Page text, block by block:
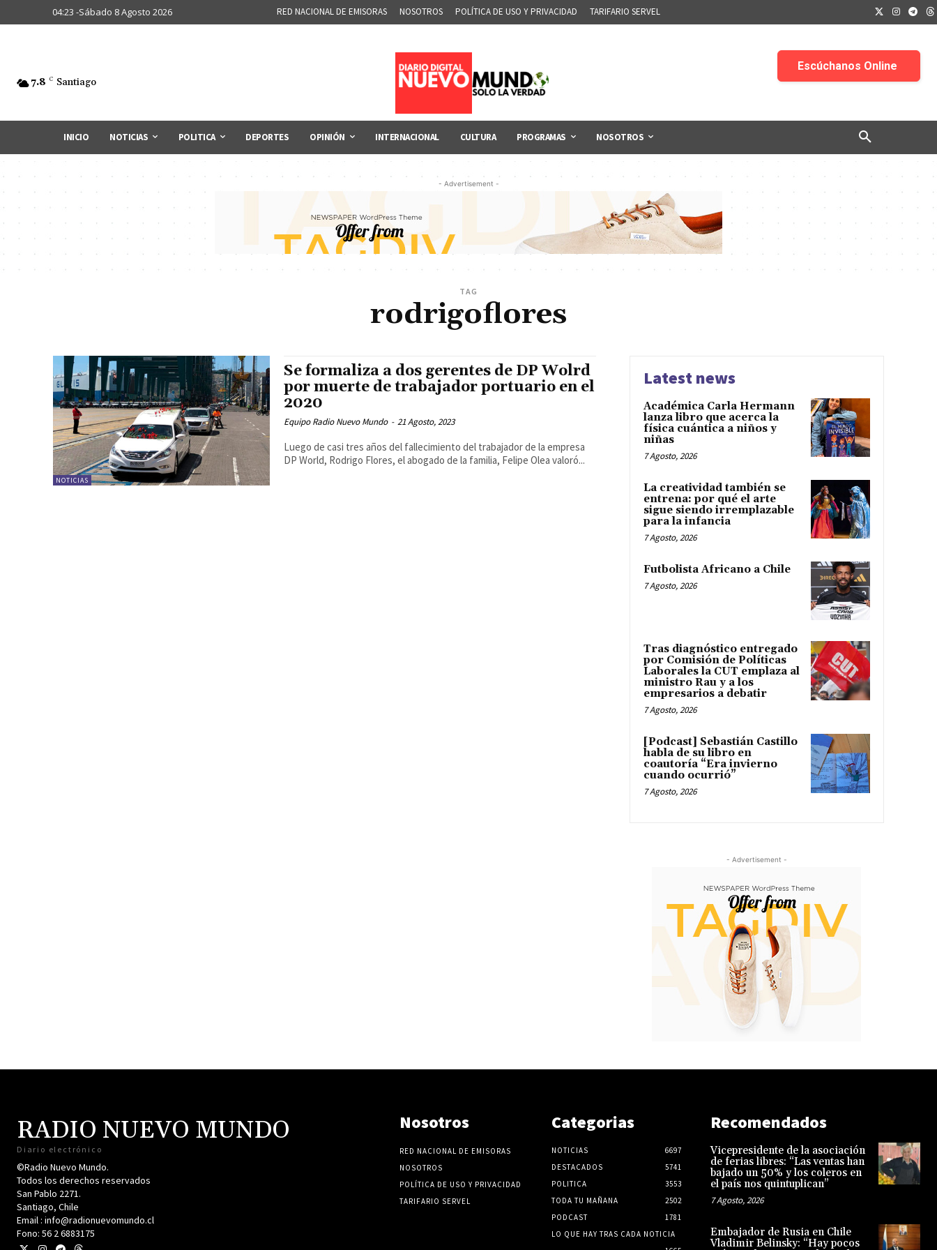
04:23 -Sábado 8 Agosto 2026 RED NACIONAL DE EMISORAS NOSOTROS POLÍTICA DE USO Y PRIVACIDAD TARIFARIO SERVEL
7.8 C Santiago
INICIO NOTICIAS POLITICA DEPORTES OPINIÓN INTERNACIONAL CULTURA PROGRAMAS NOSOTROS
- Advertisement -
TAG
rodrigoflores
NOTICIAS
Se formaliza a dos gerentes de DP Wolrd
por muerte de trabajador portuario en el
2020
Equipo Radio Nuevo Mundo - 21 Agosto, 2023
Luego de casi tres años del fallecimiento del trabajador de la empresa
DP World, Rodrigo Flores, el abogado de la familia, Felipe Olea valoró...
Latest news
Académica Carla Hermann
lanza libro que acerca la
física cuántica a niños y
niñas
7 Agosto, 2026
La creatividad también se
entrena: por qué el arte
sigue siendo irremplazable
para la infancia
7 Agosto, 2026
Futbolista Africano a Chile
7 Agosto, 2026
Tras diagnóstico entregado
por Comisión de Políticas
Laborales la CUT emplaza al
ministro Rau y a los
empresarios a debatir
7 Agosto, 2026
[Podcast] Sebastián Castillo
habla de su libro en
coautoría “Era invierno
cuando ocurrió”
7 Agosto, 2026
- Advertisement -
RADIO NUEVO MUNDO
Diario electrónico
©Radio Nuevo Mundo.
Todos los derechos reservados
San Pablo 2271.
Santiago, Chile
Email : info@radionuevomundo.cl
Fono: 56 2 6883175
Nosotros
RED NACIONAL DE EMISORAS
NOSOTROS
POLÍTICA DE USO Y PRIVACIDAD
TARIFARIO SERVEL
Categorias
NOTICIAS
6697
DESTACADOS
5741
POLITICA
3553
TODA TU MAÑANA
2502
PODCAST
1781
LO QUE HAY TRAS CADA NOTICIA
Recomendados
Vicepresidente de la asociación
de ferias libres: “Las ventas han
bajado un 50% y los coleros en
el país nos quintuplican”
7 Agosto, 2026
Embajador de Rusia en Chile
Vladimir Belinsky: “Hay pocos